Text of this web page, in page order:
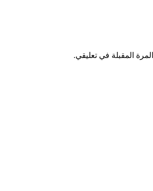
المقبلة في تعليقي.